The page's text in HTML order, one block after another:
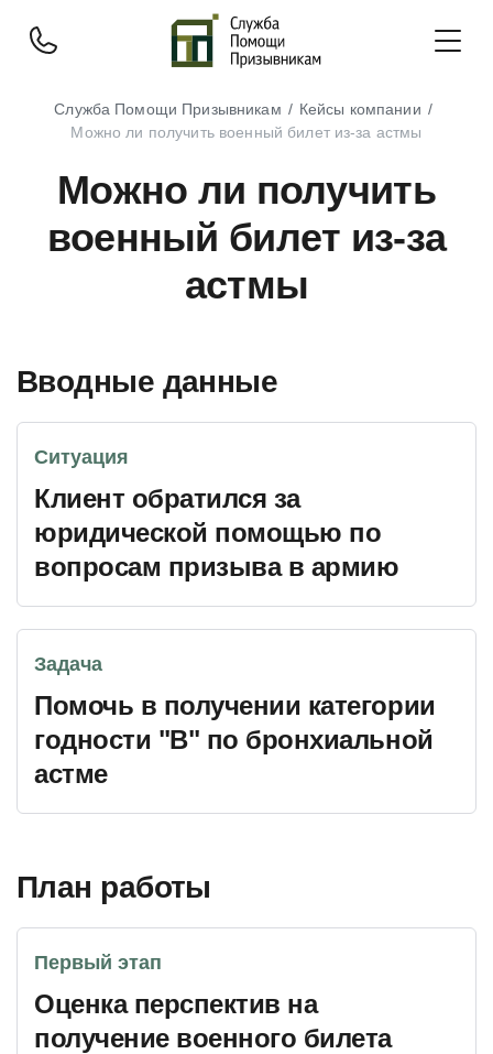
Служба Помощи Призывникам
Кейсы компании
Можно ли получить военный билет из-за астмы
Можно ли получить
военный билет из-за
астмы
Вводные данные
Ситуация
Клиент обратился за
юридической помощью по
вопросам призыва в армию
Задача
Помочь в получении категории
годности "В" по бронхиальной
астме
План работы
Первый этап
Оценка перспектив на
получение военного билета